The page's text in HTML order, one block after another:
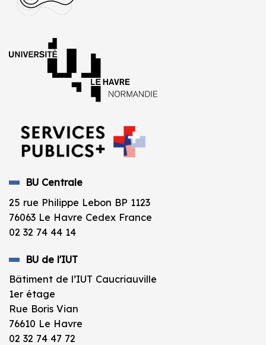
BU Centrale
25 rue Philippe Lebon BP 1123
76063 Le Havre Cedex France
02 32 74 44 14
BU de l'IUT
Bâtiment de l’IUT Caucriauville
1er étage
Rue Boris Vian
76610 Le Havre
02 32 74 47 72